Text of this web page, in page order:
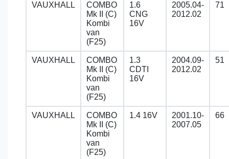
VAUXHALL
COMBO
Mk II (C)
Kombi
van
(F25)
1.6
CNG
16V
2005.04-
2012.02
71
VAUXHALL
COMBO
Mk II (C)
Kombi
van
(F25)
1.3
CDTI
16V
2004.09-
2012.02
51
VAUXHALL
COMBO
Mk II (C)
Kombi
van
(F25)
1.4 16V
2001.10-
2007.05
66